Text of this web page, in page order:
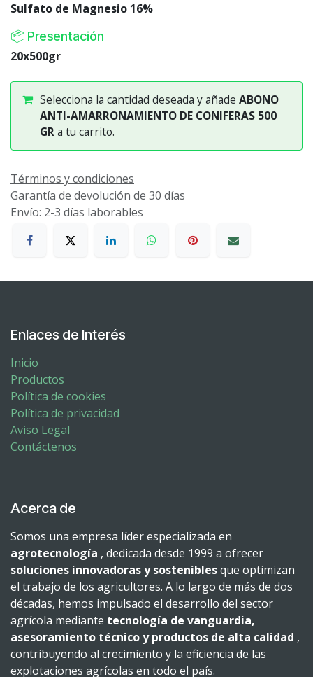
Sulfato de Magnesio 16%
📦 Presentación
20x500gr
Selecciona la cantidad deseada y añade ABONO
ANTI-AMARRONAMIENTO DE CONIFERAS 500
GRa tu carrito.
Términos y condiciones
Garantía de devolución de 30 días
Envío: 2-3 días laborables
Enlaces de Interés
Inicio
Productos
Política de cookies
Política de privacidad
Aviso Legal
Contáctenos
Acerca de
Somos una empresa líder especializada en
agrotecnología , dedicada desde 1999 a ofrecer
soluciones innovadoras y sosteniblesque optimizan
el trabajo de los agricultores. A lo largo de más de dos
décadas, hemos impulsado el desarrollo del sector
agrícola mediante tecnología de vanguardia,
asesoramiento técnico y productos de alta calidad ,
contribuyendo al crecimiento y la eficiencia de las
explotaciones agrícolas en todo el país.